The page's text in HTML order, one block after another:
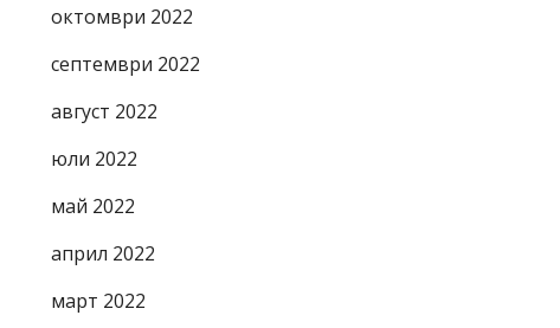
октомври 2022
септември 2022
август 2022
юли 2022
май 2022
април 2022
март 2022